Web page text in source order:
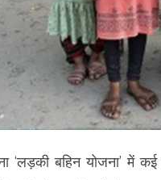
‘लड़की बहिन योजना’